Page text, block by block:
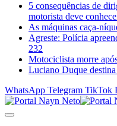
5 consequências de
motorista deve
As máquinas caça-
Agreste: Polícia
232
Motociclista morre
Luciano Duque
WhatsApp Telegram TikTok